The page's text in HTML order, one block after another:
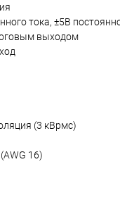
тока, ±5В
выходом
(3 кВрмс)
16)